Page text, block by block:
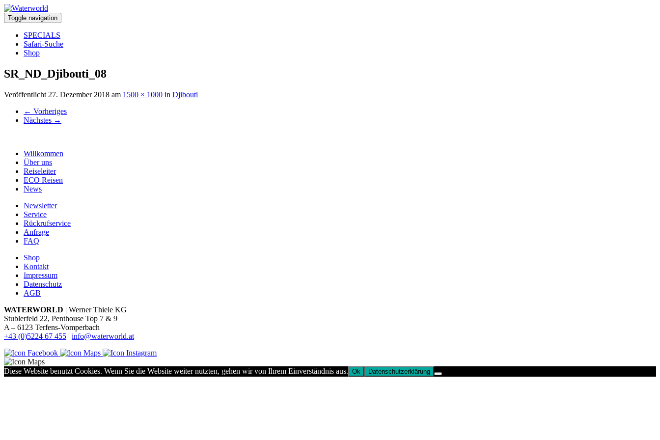
Toggle navigation
SPECIALS
Safari-Suche
Shop
SR_ND_Djibouti_08
Veröffentlicht 27. Dezember 2018 am 1500 × 1000 in Djibouti
← Vorheriges
Nächstes →
Willkommen
Über uns
Reiseleiter
ECO Reisen
News
Newsletter
Service
Rückrufservice
Anfrage
FAQ
Shop
Kontakt
Impressum
Datenschutz
AGB
WATERWORLD | Werner Thiele KG
Stublerfeld 22, Penthouse Top 7 & 9
A – 6123 Terfens-Vomperbach
+43 (0)5224 67 455 | info@waterworld.at
Diese Website benutzt Cookies. Wenn Sie die Website weiter nutzten, gehen wir von Ihrem Einverständnis aus. Ok Datenschutzerklärung